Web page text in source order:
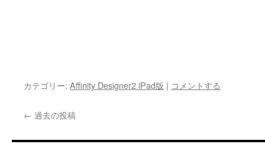
カテゴリー: Affinity Designer2 iPad版 | コメントする
← 過去の投稿